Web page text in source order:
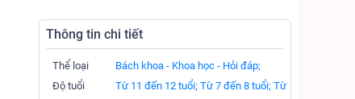
Thông tin chi tiết
Thể loại
Bách khoa - Khoa học - Hỏi đáp;
Độ tuổi
Từ 11 đến 12 tuổi; Từ 7 đến 8 tuổi; Từ